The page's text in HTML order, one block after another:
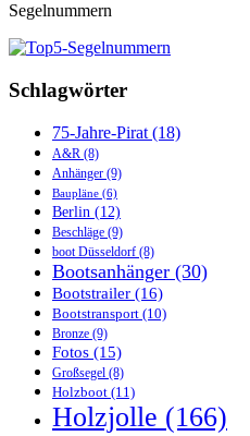
Segelnummern
Schlagwörter
75-Jahre-Pirat (18)
A&R (8)
Anhänger (9)
Baupläne (6)
Berlin (12)
Beschläge (9)
boot Düsseldorf (8)
Bootsanhänger (30)
Bootstrailer (16)
Bootstransport (10)
Bronze (9)
Fotos (15)
Großsegel (8)
Holzboot (11)
Holzjolle (166)